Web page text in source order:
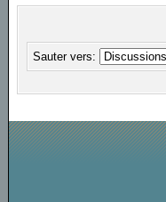
Sauter vers: